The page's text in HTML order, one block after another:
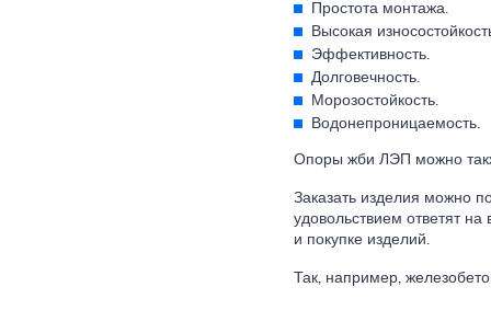
Простота монтажа.
Высокая
Эффективность.
Долговечность.
Морозостойкость.
Водонепроницаемость.
Опоры жби ЛЭП можно
Заказать изделия можно
удовольствием ответят
и покупке изделий.
Так, например,